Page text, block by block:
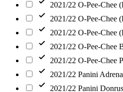
2021/22 O-Pee-Chee
2021/22 O-Pee-Chee
2021/22 O-Pee-Chee
2021/22 O-Pee-Chee
2021/22 O-Pee-Chee
2021/22 Panini
2021/22 Panini